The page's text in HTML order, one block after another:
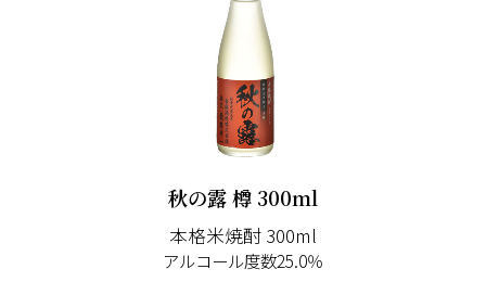
秋の露 樽 300ml
本格米焼酎 300ml
アルコール度数25.0％